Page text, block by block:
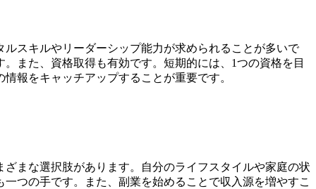
スキルやリーダーシップ能力が求められることが多いで
また、資格取得も有効です。短期的には、1つの資格を目
報をキャッチアップすることが重要です。
まな選択肢があります。自分のライフスタイルや家庭の状
つの手です。また、副業を始めることで収入源を増やすこ